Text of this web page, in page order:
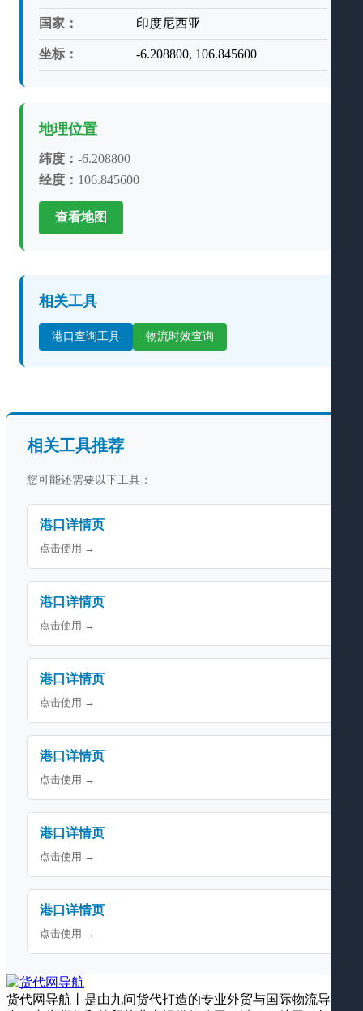
国家： 印度尼西亚
坐标： -6.208800, 106.845600
地理位置
纬度： -6.208800
经度： 106.845600
查看地图
相关工具
港口查询工具 物流时效查询
相关工具推荐
您可能还需要以下工具：
港口详情页
点击使用 →
港口详情页
点击使用 →
港口详情页
点击使用 →
港口详情页
点击使用 →
港口详情页
点击使用 →
港口详情页
点击使用 →
货代网导航丨是由九问货代打造的专业外贸与国际物流导航平